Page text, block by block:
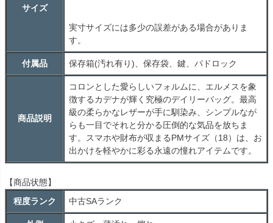
サイズ
実寸サイズには多少の誤差がある場合がありま
す。
付属品 保存箱(汚れ有り)、保存袋、鍵、パドロック
商品説明
コロンとした愛らしいフォルムに、エルメスを象
徴するカデナが輝く究極のデイリーバッグ。最高
級の柔らかなレザーが手に馴染み、シンプルなが
らも一目でそれと分かる圧倒的な気品を放ちま
す。スマホや財布が収まるPMサイズ（18）は、お
出かけを軽やかに彩る永遠の憧れアイテムです。
【商品状態】
程度ランク
中古SAランク